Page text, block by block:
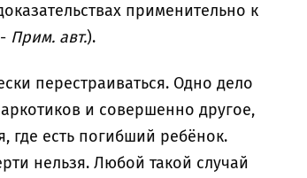
применительно к
Прим. авт.).
перестраиваться. Одно дело
и совершенно другое,
где есть погибший ребёнок.
нельзя. Любой такой случай